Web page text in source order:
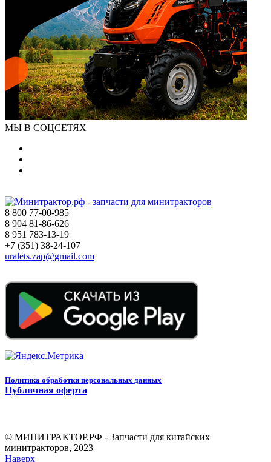
МЫ В СОЦСЕТЯХ
8 800 77-00-985
8 904 81-86-626
8 951 783-13-19
+7 (351) 38-24-107
uralets.zap@gmail.com
Политика обработки персональных данных
Публичная оферта
© МИНИТРАКТОР.РФ - Запчасти для китайских
минитракторов, 2023
Наверх